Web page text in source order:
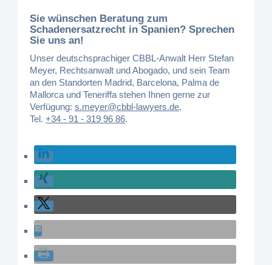
Sie wünschen Beratung zum
Schadenersatzrecht in Spanien? Sprechen
Sie uns an!
Unser deutschsprachiger CBBL-Anwalt Herr Stefan
Meyer, Rechtsanwalt und Abogado, und sein Team
an den Standorten Madrid, Barcelona, Palma de
Mallorca und Teneriffa stehen Ihnen gerne zur
Verfügung:s.meyer@cbbl-lawyers.de,
Tel.+34 - 91 - 319 96 86.